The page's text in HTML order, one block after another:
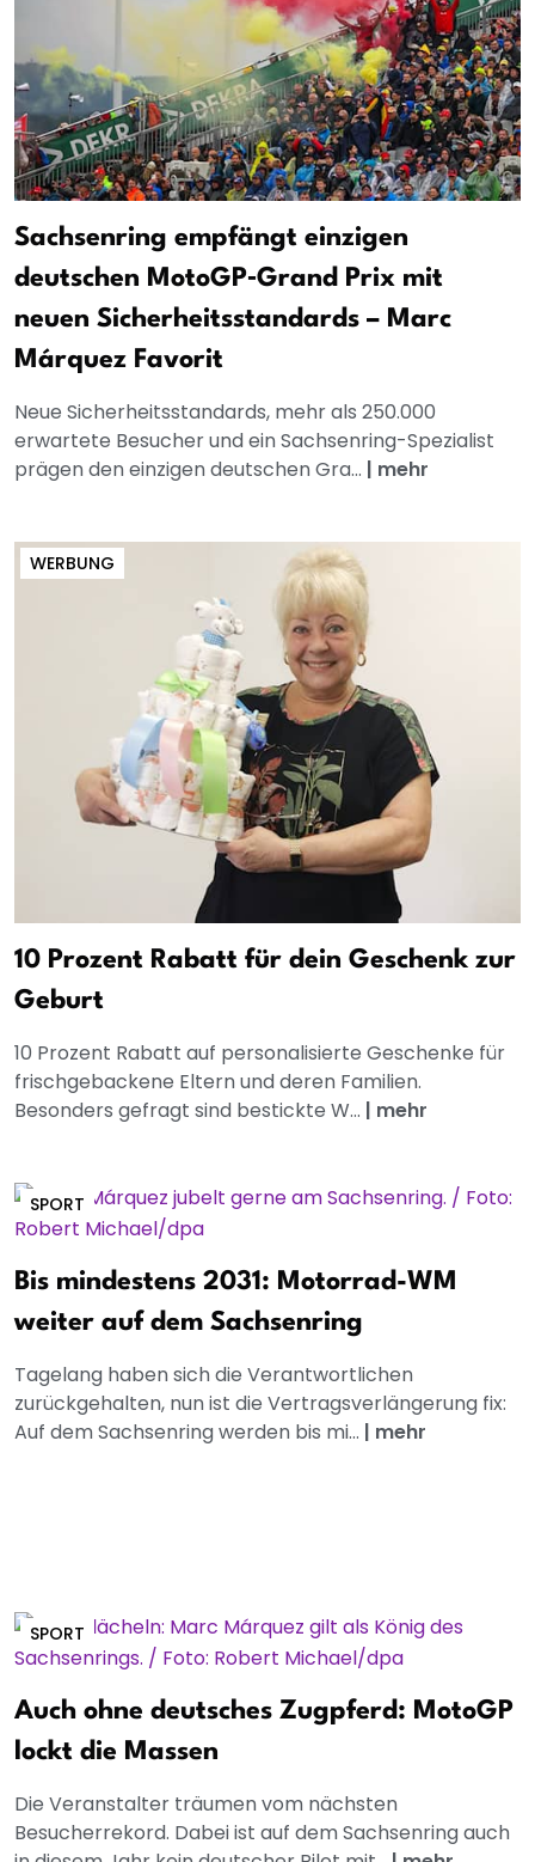
Sachsenring empfängt einzigen
deutschen MotoGP‑Grand Prix mit
neuen Sicherheitsstandards – Marc
Márquez Favorit
Neue Sicherheitsstandards, mehr als 250.000
erwartete Besucher und ein Sachsenring-Spezialist
prägen den einzigen deutschen Gra... | mehr
WERBUNG
10 Prozent Rabatt für dein Geschenk zur
Geburt
10 Prozent Rabatt auf personalisierte Geschenke für
frischgebackene Eltern und deren Familien.
Besonders gefragt sind bestickte W... | mehr
SPORT
Bis mindestens 2031: Motorrad-WM
weiter auf dem Sachsenring
Tagelang haben sich die Verantwortlichen
zurückgehalten, nun ist die Vertragsverlängerung fix:
Auf dem Sachsenring werden bis mi... | mehr
SPORT
Auch ohne deutsches Zugpferd: MotoGP
lockt die Massen
Die Veranstalter träumen vom nächsten
Besucherrekord. Dabei ist auf dem Sachsenring auch